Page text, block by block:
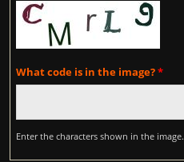
What code is in the image?*
Enter the characters shown in the image.